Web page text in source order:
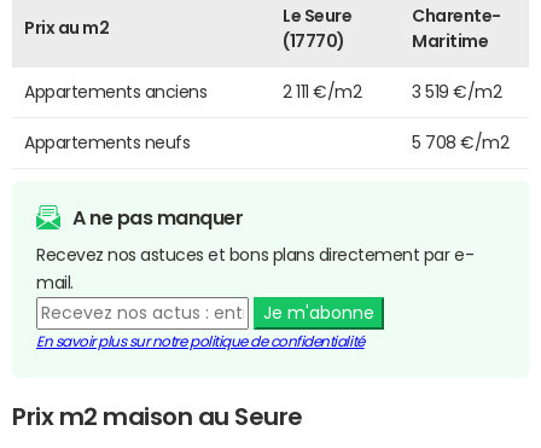
Prix au m2
Le Seure
(17770)
Charente-
Maritime
Appartements anciens 2 111 €/m2 3 519 €/m2
Appartements neufs 5 708 €/m2
A ne pas manquer
Recevez nos astuces et bons plans directement par e-
mail.
Je m'abonne
En savoir plus sur notre politique de confidentialité
Prix m2 maison au Seure